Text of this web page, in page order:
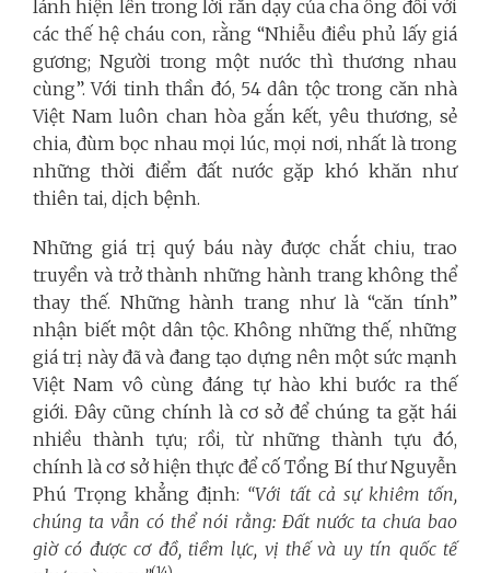
lánh hiện lên trong lời răn dạy của cha ông đối với
các thế hệ cháu con, rằng “Nhiễu điều phủ lấy giá
gương; Người trong một nước thì thương nhau
cùng”.Với tinh thần đó, 54 dân tộc trong căn nhà
Việt Nam luôn chan hòa gắn kết, yêu thương, sẻ
chia, đùm bọc nhau mọi lúc, mọi nơi, nhất là trong
những thời điểm đất nước gặp khó khăn như
thiên tai, dịch bệnh.
Những giá trị quý báu này được chắt chiu, trao
truyền và trở thành những hành trang không thể
thay thế. Những hành trang như là “căn tính”
nhận biết một dân tộc. Không những thế, những
giá trị này đã và đang tạo dựng nên một sức mạnh
Việt Nam vô cùng đáng tự hào khi bước ra thế
giới. Đây cũng chính là cơ sở để chúng ta gặt hái
nhiều thành tựu; rồi, từ những thành tựu đó,
chính là cơ sở hiện thực để cố Tổng Bí thư Nguyễn
Phú Trọng khẳng định: “Với tất cả sự khiêm tốn,
chúng ta vẫn có thể nói rằng: Đất nước ta chưa bao
giờ có được cơ đồ, tiềm lực, vị thế và uy tín quốc tế